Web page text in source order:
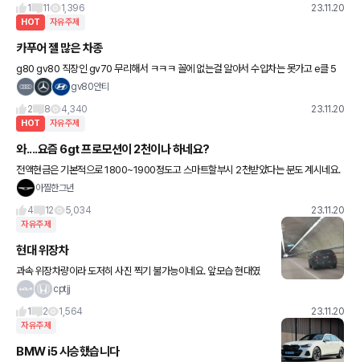
1
11 1,396 23.11.20
HOT 자유주제
카푸어 젤 많은 차종
g80 gv80 직장인 gv70 무리해서 ㅋㅋㅋ 꼴에 없는걸 알아서 수입차는 못가고 e클 5
시리즈 보면 카푸어들 거리면 제네부심부림
gv80안티
2
8 4,340 23.11.20
HOT 자유주제
와....요즘 6gt 프로모션이 2천이나 하네요?
전액현금은 기본적으로 1800~1900정도고 스마트할부시 2천받았다는 분도 계시네요.
재구매할인 협력사 할인같은거 제외하고 저 금액인데 ㅎㄷㄷ하네요. 선수금 6천정도 밀
아찔한그년
4
12 5,034 23.11.20
자유주제
현대 위장차
과속 위장차량이라 도저히 사진 찍기 불가능이네요. 앞모습 현대였
고, 뒤 방향지시등도 밑에 위치해 잘 안보이더군요. 그나저나 현기 테
차
cptjj
1
2 1,564 23.11.20
자유주제
BMW i5 시승했습니다